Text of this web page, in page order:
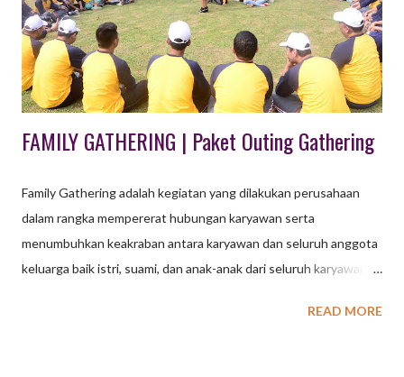
diadakannya di sebuah restorant maupun hotel. Dalam gala
dinner pastinya semua peserta akan menantikan jalannya suatu
acara yang istimewa dengan menikmati hidangan lezat pada
malam har...
FAMILY GATHERING | Paket Outing Gathering
Family Gathering adalah kegiatan yang dilakukan perusahaan
dalam rangka mempererat hubungan karyawan serta
menumbuhkan keakraban antara karyawan dan seluruh anggota
keluarga baik istri, suami, dan anak-anak dari seluruh karyawan.
Outbound dan acara lain yang menghibur seperti live music,
READ MORE